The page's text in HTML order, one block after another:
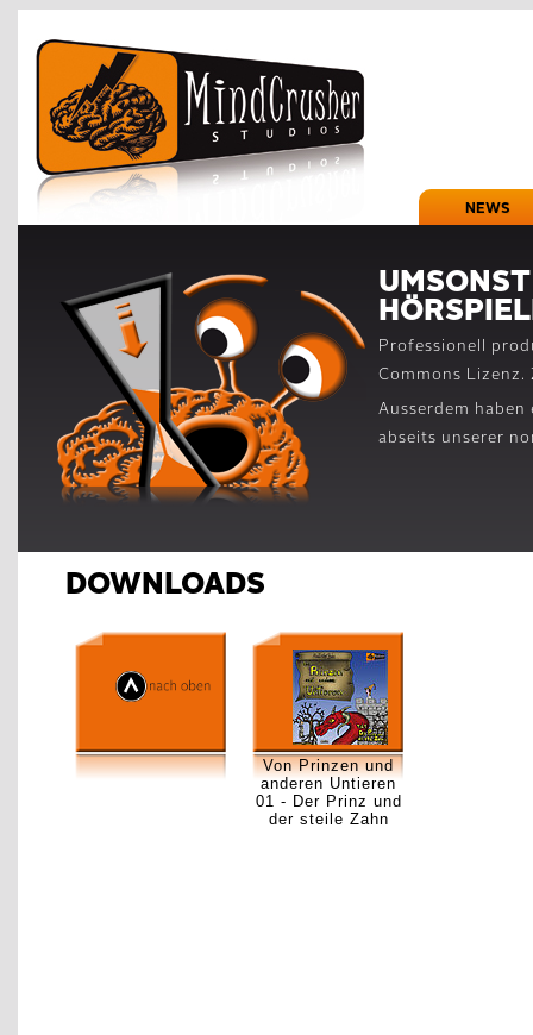
NEWS
Professionell
Commons Lizenz.
Ausserdem
abseits unserer
DOWNLOADS
Von Prinzen und
anderen Untieren
01 - Der Prinz und
der steile Zahn